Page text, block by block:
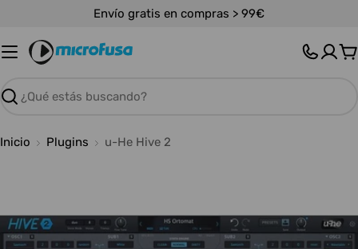
contenido
Envío gratis en compras > 99€
Buscar
Inicio Plugins u-He Hive 2